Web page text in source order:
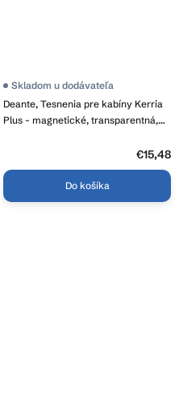
Deante, Tesnenia pre kabíny Kerria
Plus - magnetické, transparentná,
Skladom u dodávateľa
€15,48
Do košíka